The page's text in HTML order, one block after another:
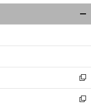
ウ
ィ
ン
ウ
開
く
新
し
い
新